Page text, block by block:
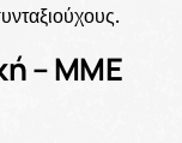
– ΜΜΕ